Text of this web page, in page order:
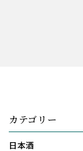
カテゴリー
日本酒